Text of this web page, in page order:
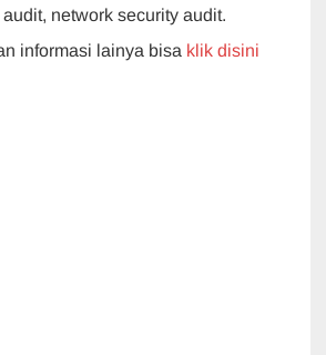
network security audit.
informasi lainya bisa klik disini